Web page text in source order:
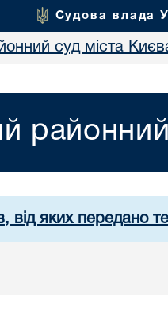
Судова влада
суд міста
від яких передано